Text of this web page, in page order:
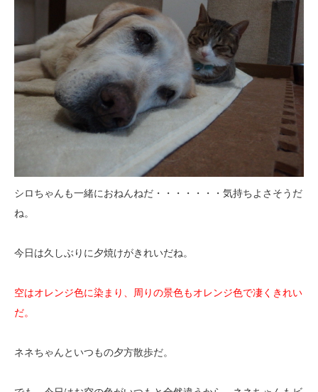
シロちゃんも一緒におねんねだ・・・・・・・気持ちよさそうだ
ね。
今日は久しぶりに夕焼けがきれいだね。
空はオレンジ色に染まり、周りの景色もオレンジ色で凄くきれい
だ。
ネネちゃんといつもの夕方散歩だ。